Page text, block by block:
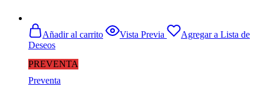
PREVENTA
Añadir al carrito Vista Previa
Agregar a Lista de
Deseos
Preventa